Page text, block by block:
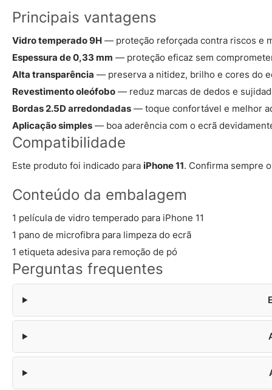
Principais vantagens
Vidro temperado 9H — proteção reforçada contra riscos e
Espessura de 0,33 mm — proteção eficaz sem
Alta transparência — preserva a nitidez, brilho e cores do
Revestimento oleófobo — reduz marcas de dedos e
Bordas 2.5D arredondadas — toque confortável e melhor
Aplicação simples — boa aderência com o ecrã
Compatibilidade
Este produto foi indicado para iPhone 11. Confirma sempre
Conteúdo da embalagem
1 película de vidro temperado para iPhone 11
1 pano de microfibra para limpeza do ecrã
1 etiqueta adesiva para remoção de pó
Perguntas frequentes